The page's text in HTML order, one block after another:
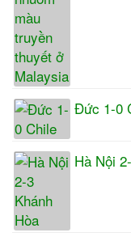
Đức 1-0
Hà Nội